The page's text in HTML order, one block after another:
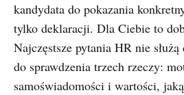
kandydata do pokazania
tylko deklaracji. Dla Ciebie to
Najczęstsze pytania HR nie
do sprawdzenia trzech rzeczy:
samoświadomości i wartości,